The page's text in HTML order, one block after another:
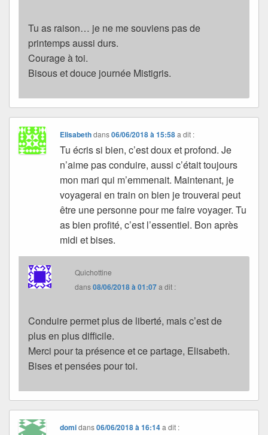
Tu as raison… je ne me souviens pas de
printemps aussi durs.
Courage à toi.
Bisous et douce journée Mistigris.
Elisabethdans06/06/2018 à 15:58 a dit :
Tu écris si bien, c’est doux et profond. Je
n’aime pas conduire, aussi c’était toujours
mon mari qui m’emmenait. Maintenant, je
voyagerai en train on bien je trouverai peut
être une personne pour me faire voyager. Tu
as bien profité, c’est l’essentiel. Bon après
midi et bises.
Quichottine
dans08/06/2018 à 01:07a dit :
Conduire permet plus de liberté, mais c’est de
plus en plus difficile.
Merci pour ta présence et ce partage, Elisabeth.
Bises et pensées pour toi.
domidans06/06/2018 à 16:14 a dit :